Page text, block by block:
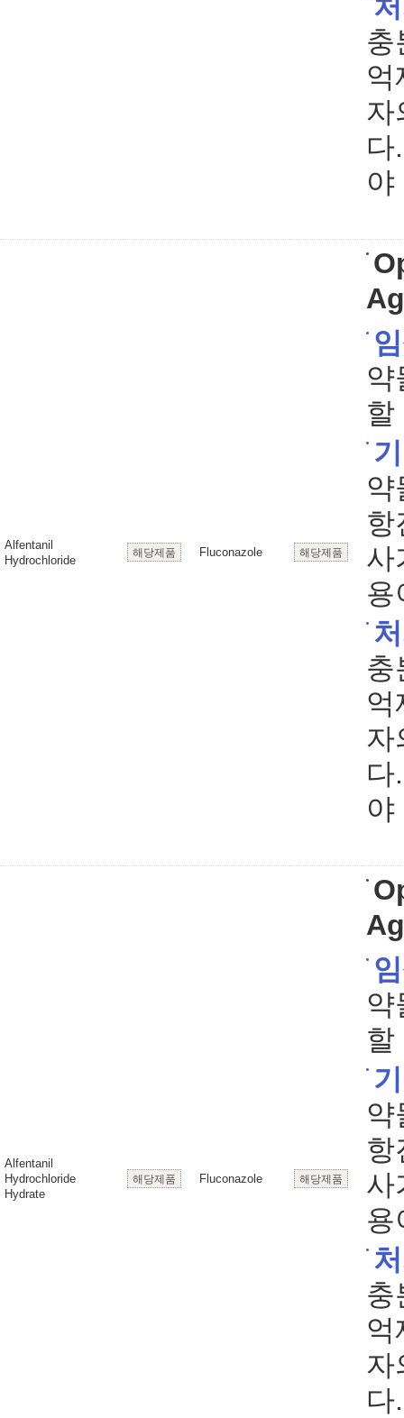
충
억
자
다
야
Alfentanil
Hydrochloride
해당제품 Fluconazole 해당제품
약
할
약
항
사
용
충
억
자
다
야
Alfentanil
Hydrochloride
Hydrate
해당제품 Fluconazole 해당제품
약
할
약
항
사
용
충
억
자
다